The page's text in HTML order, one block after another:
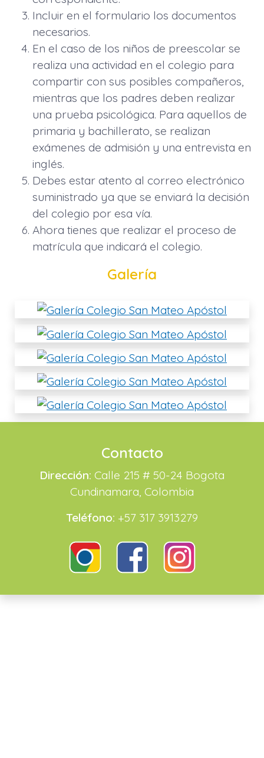
Incluir en el formulario los documentos
necesarios.
En el caso de los niños de preescolar se
realiza una actividad en el colegio para
compartir con sus posibles compañeros,
mientras que los padres deben realizar
una prueba psicológica. Para aquellos de
primaria y bachillerato, se realizan
exámenes de admisión y una entrevista en
inglés.
Debes estar atento al correo electrónico
suministrado ya que se enviará la decisión
del colegio por esa vía.
Ahora tienes que realizar el proceso de
matrícula que indicará el colegio.
Galería
Contacto
Dirección: Calle 215 # 50-24 Bogota
Cundinamara, Colombia
Teléfono: +57 317 3913279